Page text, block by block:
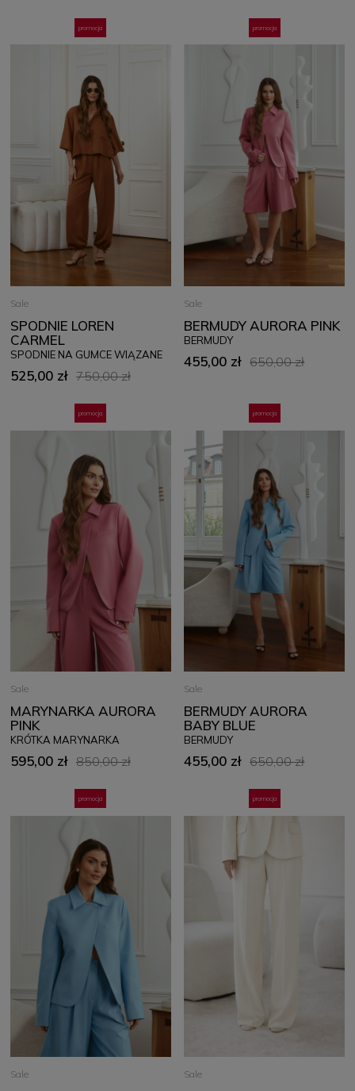
Sale
SPODNIE LOREN
CARMEL
SPODNIE NA GUMCE WIĄZANE
525,00 zł 750,00 zł
promocja
Sale
BERMUDY AURORA PINK
BERMUDY
455,00 zł 650,00 zł
promocja
Sale
MARYNARKA AURORA
PINK
KRÓTKA MARYNARKA
595,00 zł 850,00 zł
promocja
Sale
BERMUDY AURORA
BABY BLUE
BERMUDY
455,00 zł 650,00 zł
promocja
Sale
promocja
Sale
promocja